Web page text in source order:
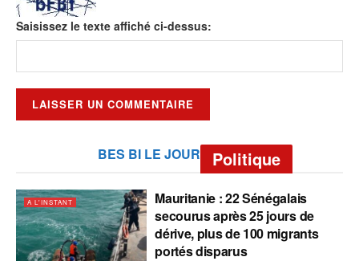
Saisissez le texte affiché ci-dessus:
BES BI LE JOUR Politique
A L'INSTANT
Mauritanie : 22 Sénégalais
secourus après 25 jours de
dérive, plus de 100 migrants
portés disparus